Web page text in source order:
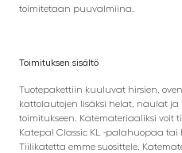
toimitetaan puuvalmiina.
Toimituksen sisältö
Tuotepakettiin kuuluvat hirsien,
kattolautojen lisäksi helat, naulat ja
toimitukseen. Katemateriaaliksi voit
Katepal Classic KL -palahuopaa tai
Tiilikatetta emme suosittele.